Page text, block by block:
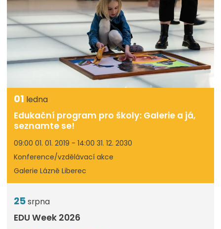
01 ledna
Edukační program pro školy: Galerie a já,
seznamte se!
09:00 01. 01. 2019 - 14:00 31. 12. 2030
Konference/vzdělávací akce
Galerie Lázně Liberec
25srpna
EDU Week 2026